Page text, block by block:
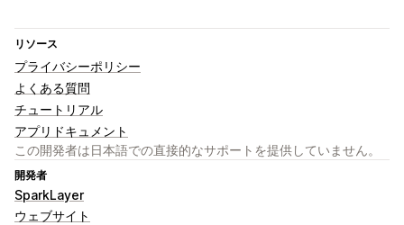
リソース
プライバシーポリシー
よくある質問
チュートリアル
アプリドキュメント
この開発者は日本語での直接的なサポートを提供していません。
開発者
SparkLayer
ウェブサイト